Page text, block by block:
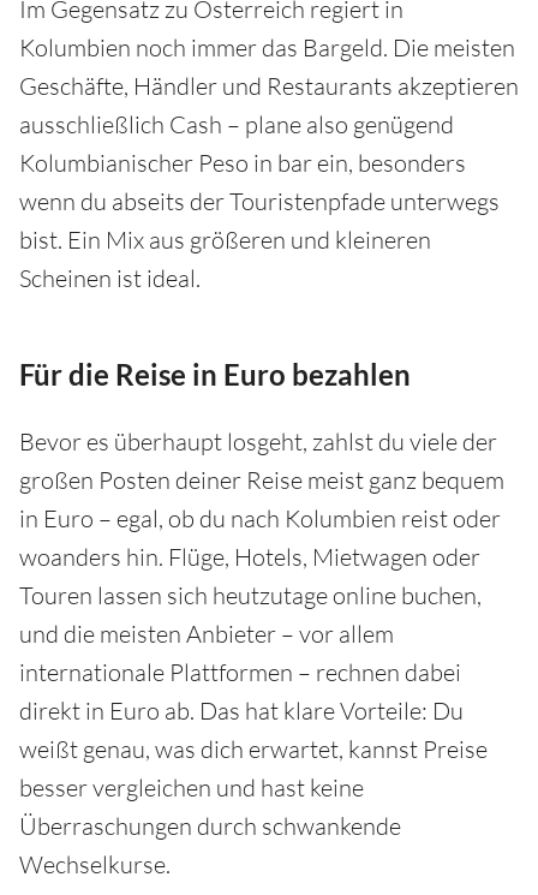
Im Gegensatz zu Österreich regiert in
Kolumbien noch immer das Bargeld. Die meisten
Geschäfte, Händler und Restaurants akzeptieren
ausschließlich Cash – plane also genügend
Kolumbianischer Peso in bar ein, besonders
wenn du abseits der Touristenpfade unterwegs
bist. Ein Mix aus größeren und kleineren
Scheinen ist ideal.
Für die Reise in Euro bezahlen
Bevor es überhaupt losgeht, zahlst du viele der
großen Posten deiner Reise meist ganz bequem
in Euro – egal, ob du nach Kolumbien reist oder
woanders hin. Flüge, Hotels, Mietwagen oder
Touren lassen sich heutzutage online buchen,
und die meisten Anbieter – vor allem
internationale Plattformen – rechnen dabei
direkt in Euro ab. Das hat klare Vorteile: Du
weißt genau, was dich erwartet, kannst Preise
besser vergleichen und hast keine
Überraschungen durch schwankende
Wechselkurse.